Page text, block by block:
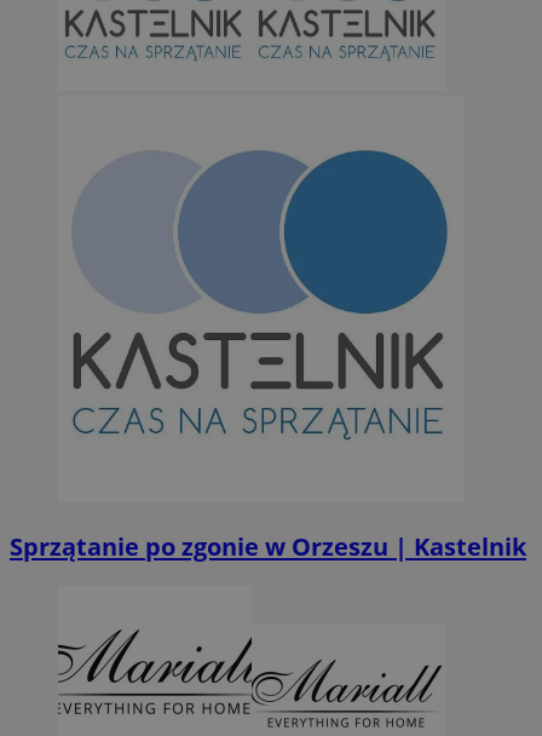
Sprzątanie po zgonie w Orzeszu | Kastelnik
Niesklasyfikowane
Niezbędne Wydajność
Niezbędne pliki cookie umożliwiają korzystanie z podstawowych
takich jak logowanie użytkownika i zarządzanie kontem. Bez
można prawidłowo korzystać ze strony internetowej.
Nazwa
Provider /
SessID
orzesze.com.pl
QeSessID orzesze.com.pl
VISITOR_PRIVACY_METADATA
YouTube
5 miesięcy 4